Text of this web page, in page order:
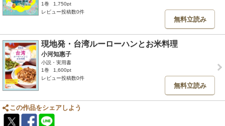
1巻
1,750pt
レビュー投稿数0件
無料立読み
現地発・台湾ルーローハンとお米料理
小河知惠子
小説・実用書
1巻
1,600pt
レビュー投稿数0件
無料立読み
この作品をシェアしよう